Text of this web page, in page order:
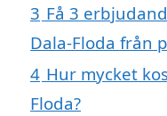
3 Få 3
Dala-Floda från
4 Hur mycket
Floda?